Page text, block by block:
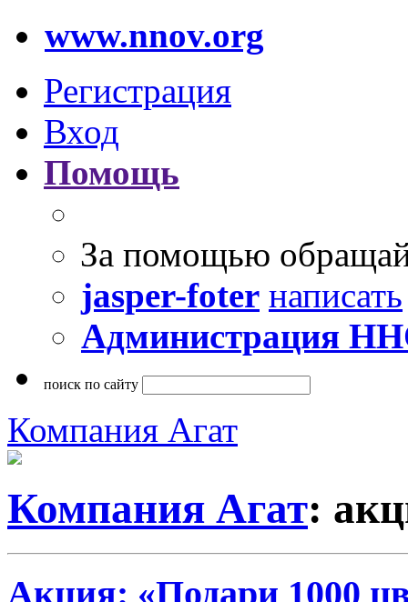
www.nnov.org
Регистрация
Вход
Помощь
За помощью
jasper-foter написать
Администрация
поиск по сайту
Компания Агат
Компания Агат:
Акция: «Подари 1000